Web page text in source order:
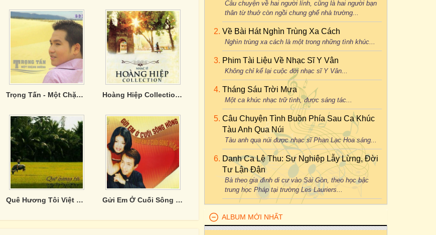
Trọng Tấn - Một Chặng Đường Hoàng Hiệp Collection: Duyên Quê
Quê Hương Tôi Việt Nam Gửi Em Ở Cuối Sông Hồng
Câu chuyện về hai người lính, cũng là hai người bạn
thân từ thuở còn ngồi chung ghế nhà trường...
Về Bài Hát Nghìn Trùng Xa Cách
Nghìn trùng xa cách là một trong những tình khúc...
Phim Tài Liệu Về Nhạc Sĩ Y Vân
Không chỉ kể lại cuộc đời nhạc sĩ Y Vân...
Tháng Sáu Trời Mưa
Một ca khúc nhạc trữ tình, được sáng tác...
Câu Chuyện Tình Buồn Phía Sau Ca Khúc
Tàu Anh Qua Núi
Tàu anh qua núi được nhạc sĩ Phan Lạc Hoa sáng...
Danh Ca Lệ Thu: Sự Nghiệp Lẫy Lừng, Đời
Tư Lận Đận
Bà theo gia đình di cư vào Sài Gòn, theo học bậc
trung học Pháp tại trường Les Lauriers...
ALBUM MỚI NHẤT